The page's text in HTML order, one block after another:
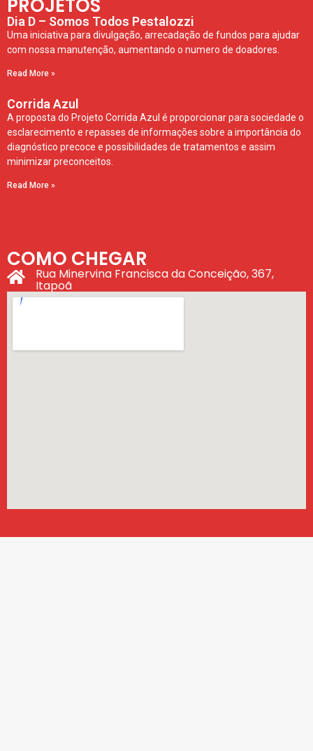
PROJETOS
Dia D – Somos Todos Pestalozzi
Uma iniciativa para divulgação, arrecadação de fundos para ajudar
com nossa manutenção, aumentando o numero de doadores.
Read More »
Corrida Azul
A proposta do Projeto Corrida Azul é proporcionar para sociedade o
esclarecimento e repasses de informações sobre a importância do
diagnóstico precoce e possibilidades de tratamentos e assim
minimizar preconceitos.
Read More »
COMO CHEGAR
Rua Minervina Francisca da Conceição, 367,
Itapoã